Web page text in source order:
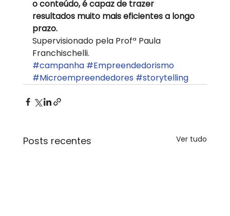
o conteúdo, é capaz de trazer
resultados muito mais eficientes a longo
prazo.
Supervisionado pela Profª Paula
Franchischelli.
#campanha #Empreendedorismo
#Microempreendedores #storytelling
Posts recentes Ver tudo